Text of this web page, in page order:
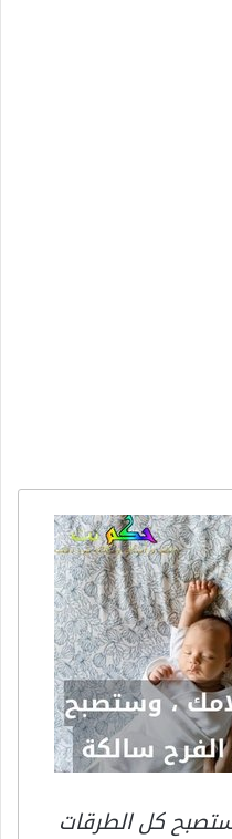
كل الطرقات